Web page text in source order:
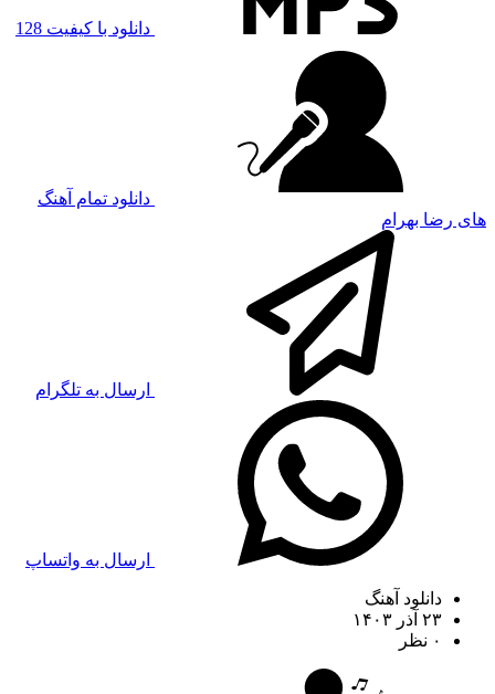
دانلود با کیفیت 128
دانلود تمام آهنگ
های رضا بهرام
ارسال به تلگرام
ارسال به واتساپ
دانلود آهنگ
۲۳ آذر ۱۴۰۳
۰ نظر